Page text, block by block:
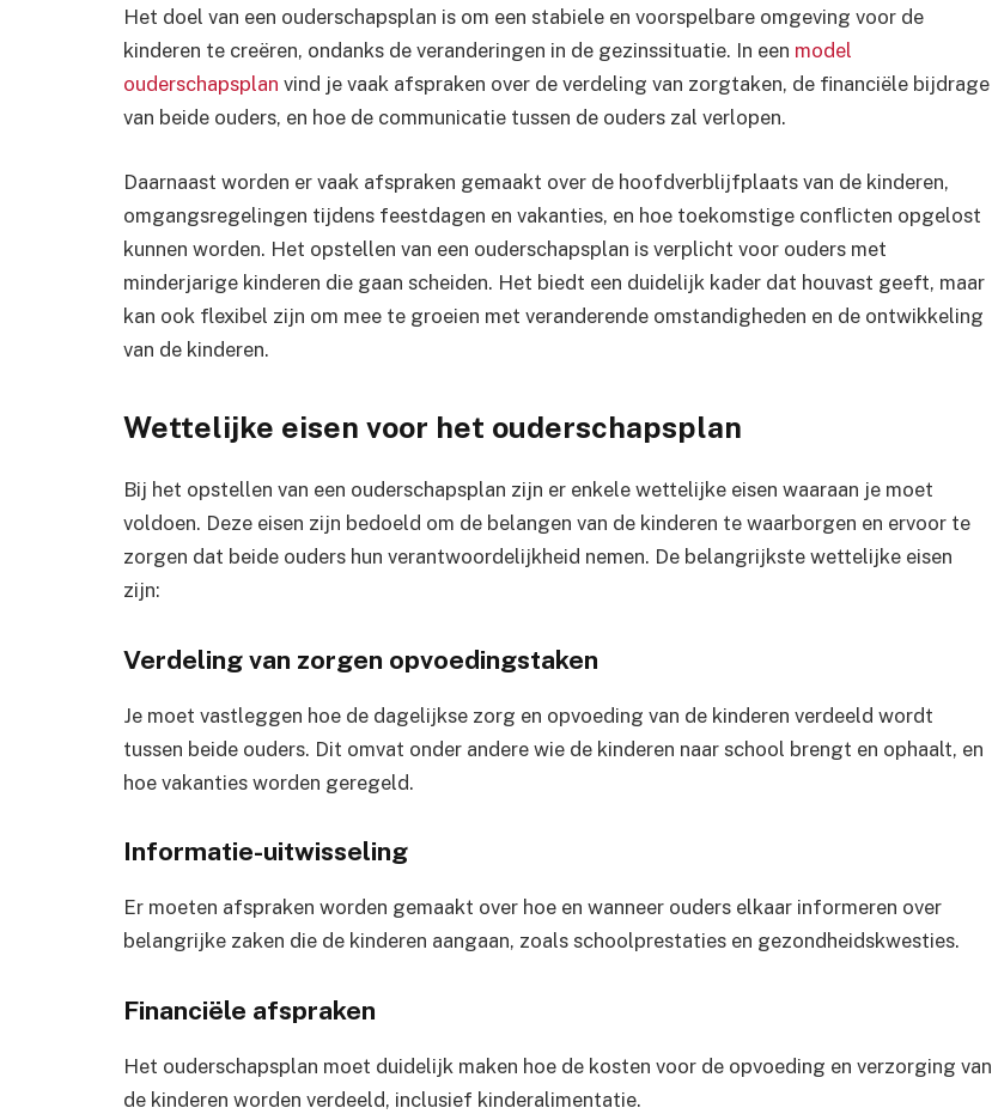
Het doel van een ouderschapsplan is om een stabiele en voorspelbare omgeving voor de
kinderen te creëren, ondanks de veranderingen in de gezinssituatie. In een model
ouderschapsplan vind je vaak afspraken over de verdeling van zorgtaken, de financiële bijdrage
van beide ouders, en hoe de communicatie tussen de ouders zal verlopen.
Daarnaast worden er vaak afspraken gemaakt over de hoofdverblijfplaats van de kinderen,
omgangsregelingen tijdens feestdagen en vakanties, en hoe toekomstige conflicten opgelost
kunnen worden. Het opstellen van een ouderschapsplan is verplicht voor ouders met
minderjarige kinderen die gaan scheiden. Het biedt een duidelijk kader dat houvast geeft, maar
kan ook flexibel zijn om mee te groeien met veranderende omstandigheden en de ontwikkeling
van de kinderen.
Wettelijke eisen voor het ouderschapsplan
Bij het opstellen van een ouderschapsplan zijn er enkele wettelijke eisen waaraan je moet
voldoen. Deze eisen zijn bedoeld om de belangen van de kinderen te waarborgen en ervoor te
zorgen dat beide ouders hun verantwoordelijkheid nemen. De belangrijkste wettelijke eisen
zijn:
Verdeling van zorgen opvoedingstaken
Je moet vastleggen hoe de dagelijkse zorg en opvoeding van de kinderen verdeeld wordt
tussen beide ouders. Dit omvat onder andere wie de kinderen naar school brengt en ophaalt, en
hoe vakanties worden geregeld.
Informatie-uitwisseling
Er moeten afspraken worden gemaakt over hoe en wanneer ouders elkaar informeren over
belangrijke zaken die de kinderen aangaan, zoals schoolprestaties en gezondheidskwesties.
Financiële afspraken
Het ouderschapsplan moet duidelijk maken hoe de kosten voor de opvoeding en verzorging van
de kinderen worden verdeeld, inclusief kinderalimentatie.